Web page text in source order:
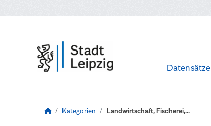
Datensätze
Kategorien Landwirtschaft, Fischerei,...